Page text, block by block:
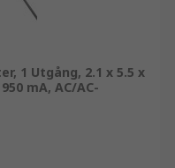
1 Utgång, 2.1 x 5.5 x
mA, AC/AC-